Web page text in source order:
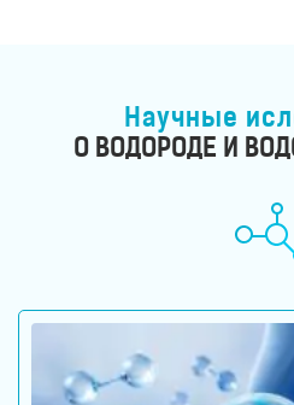
Научные
О ВОДОРОДЕ И